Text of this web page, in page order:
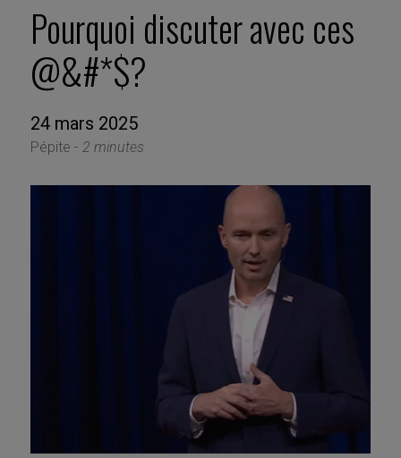
Pourquoi discuter avec ces
@&#*$?
24 mars 2025
Pépite - 2 minutes